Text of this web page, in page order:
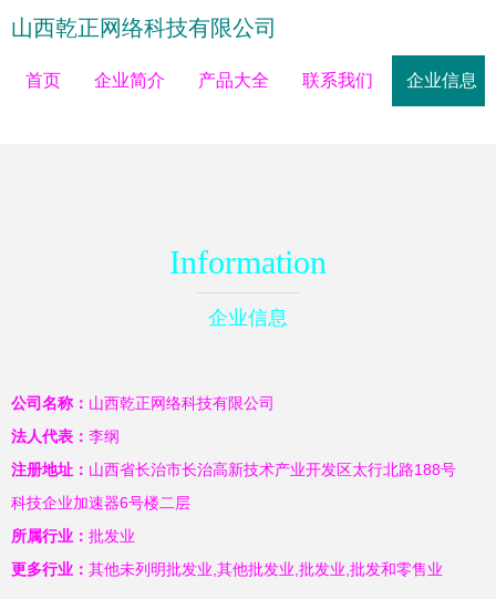
山西乾正网络科技有限公司
首页 企业简介 产品大全 联系我们 企业信息
Information
企业信息
公司名称： 山西乾正网络科技有限公司
法人代表： 李纲
注册地址： 山西省长治市长治高新技术产业开发区太行北路188号
科技企业加速器6号楼二层
所属行业： 批发业
更多行业： 其他未列明批发业,其他批发业,批发业,批发和零售业